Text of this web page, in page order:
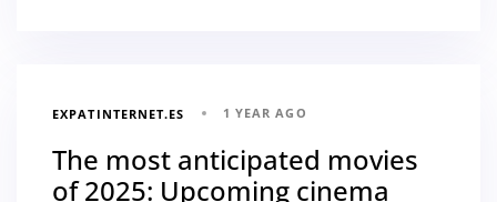
EXPATINTERNET.ES 1 YEAR AGO
The most anticipated movies
of 2025: Upcoming cinema